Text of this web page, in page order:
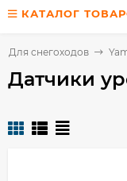
КАТАЛОГ
Для снегоходов
Датчики